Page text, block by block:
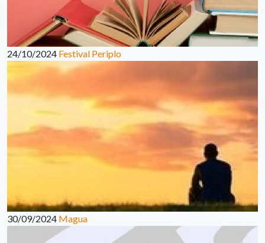
24/10/2024 Festival Periplo
30/09/2024 Magua